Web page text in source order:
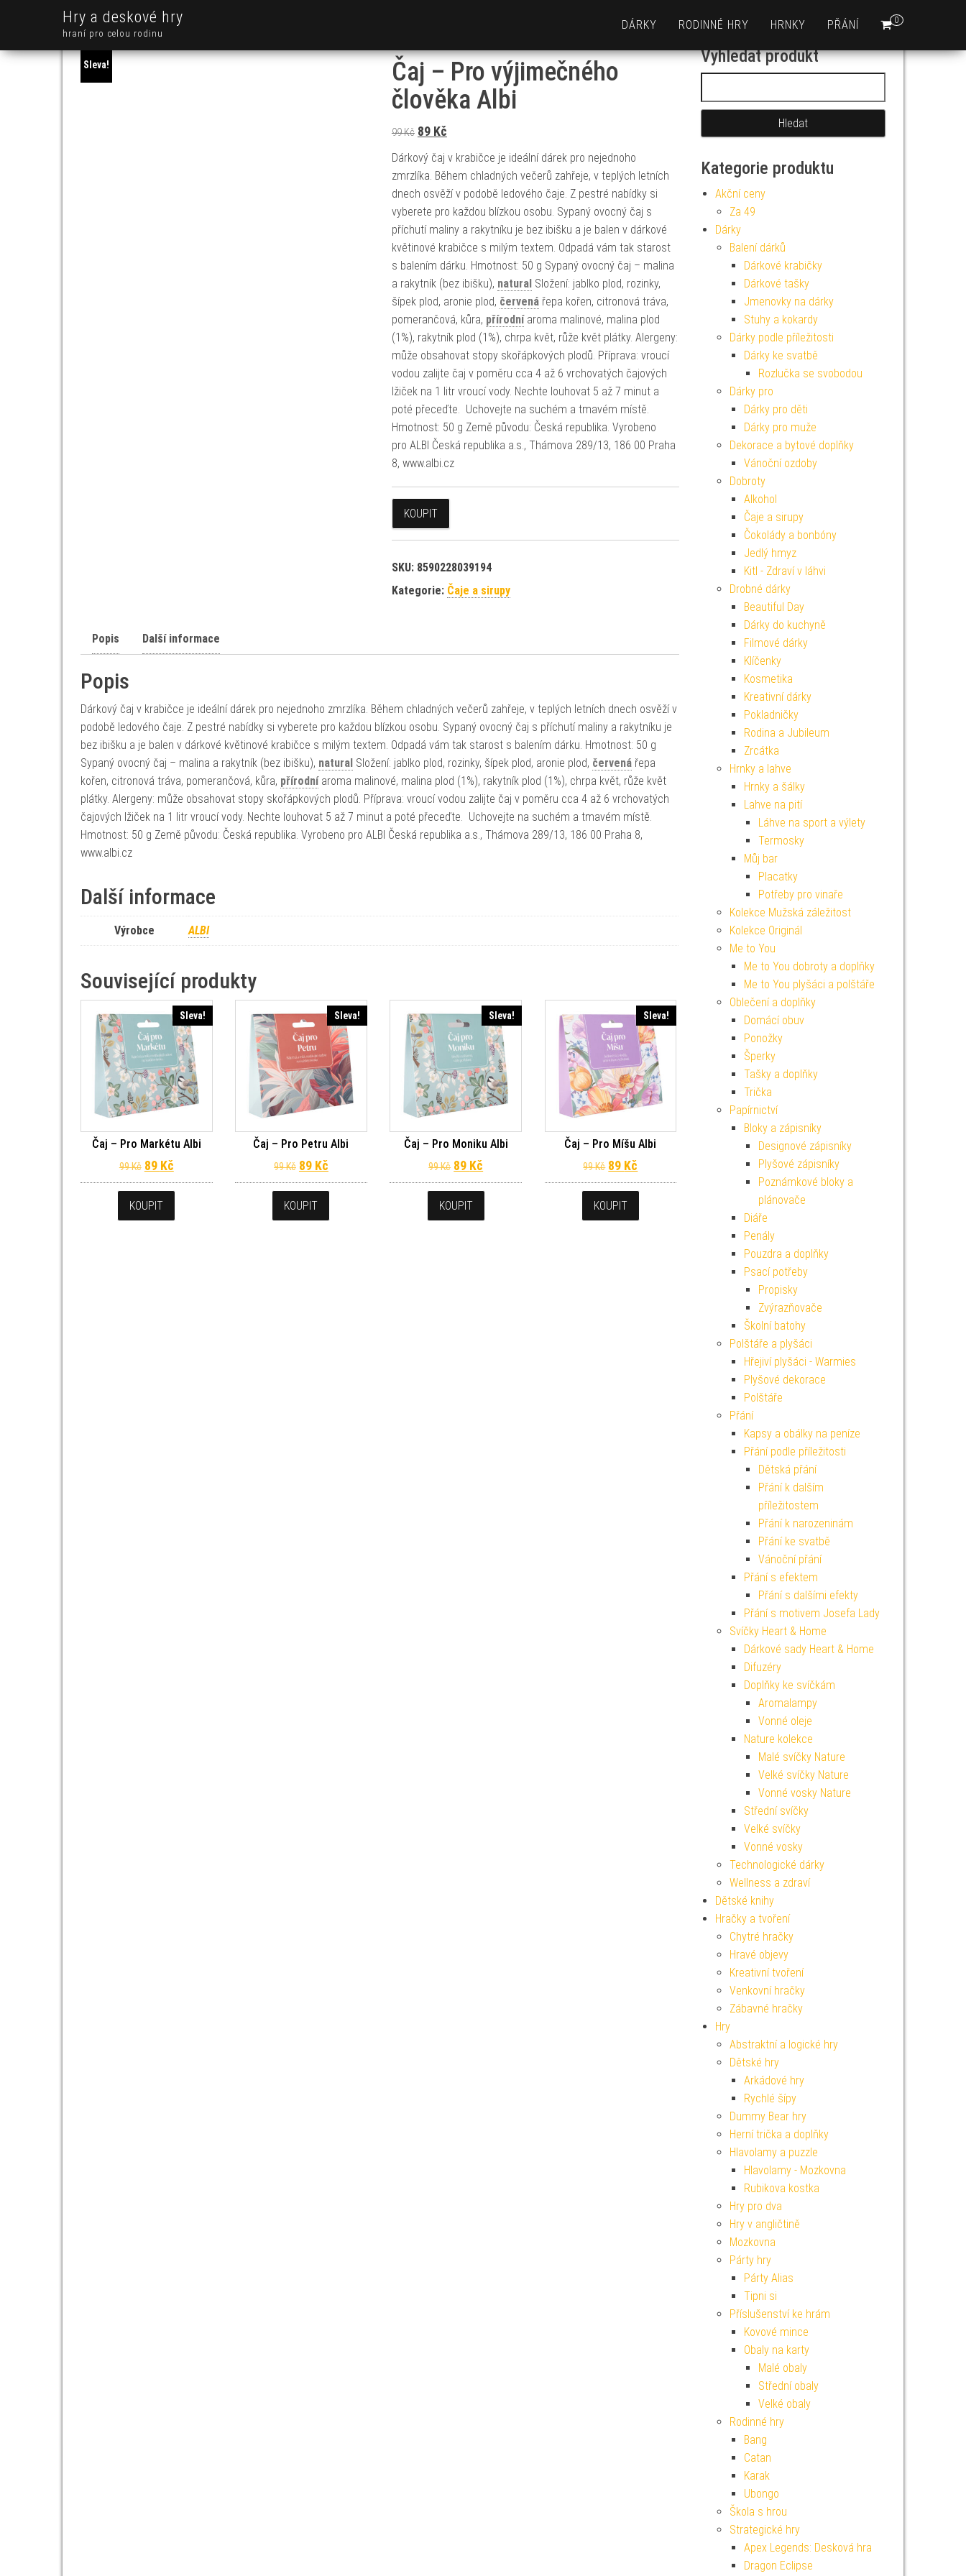
Hry a deskové hry
hraní pro celou rodinu
0
DÁRKY RODINNÉ HRY HRNKY PŘÁNÍ
Sleva!
Čaj – Pro výjimečného
člověka Albi
99Kč Původní cena byla: 99 Kč.
89 KčAktuální cena je: 89 Kč.
Dárkový čaj v krabičce je ideální dárek pro nejednoho
zmrzlíka. Během chladných večerů zahřeje, v teplých letních
dnech osvěží v podobě ledového čaje. Z pestré nabídky si
vyberete pro každou blízkou osobu. Sypaný ovocný čaj s
příchutí maliny a rakytníku je bez ibišku a je balen v dárkové
květinové krabičce s milým textem. Odpadá vám tak starost
s balením dárku. Hmotnost: 50 g Sypaný ovocný čaj – malina
a rakytník (bez ibišku), naturalSložení: jablko plod, rozinky,
šípek plod, aronie plod, červenářepa kořen, citronová tráva,
pomerančová, kůra, přírodníaroma malinové, malina plod
(1%), rakytník plod (1%), chrpa květ, růže květ plátky. Alergeny:
může obsahovat stopy skořápkových plodů. Příprava: vroucí
vodou zalijte čaj v poměru cca 4 až 6 vrchovatých čajových
lžiček na 1 litr vroucí vody. Nechte louhovat 5 až 7 minut a
poté přeceďte. Uchovejte na suchém a tmavém místě.
Hmotnost: 50 g Země původu: Česká republika. Vyrobeno
pro ALBI Česká republika a.s., Thámova 289/13, 186 00 Praha
8, www.albi.cz
KOUPIT
SKU: 8590228039194
Kategorie: Čaje a sirupy
Popis Další informace
Popis
Dárkový čaj v krabičce je ideální dárek pro nejednoho zmrzlíka. Během chladných večerů zahřeje, v teplých letních dnech osvěží v
podobě ledového čaje. Z pestré nabídky si vyberete pro každou blízkou osobu. Sypaný ovocný čaj s příchutí maliny a rakytníku je
bez ibišku a je balen v dárkové květinové krabičce s milým textem. Odpadá vám tak starost s balením dárku. Hmotnost: 50 g
Sypaný ovocný čaj – malina a rakytník (bez ibišku), natural Složení: jablko plod, rozinky, šípek plod, aronie plod, červená řepa
kořen, citronová tráva, pomerančová, kůra, přírodníaroma malinové, malina plod (1%), rakytník plod (1%), chrpa květ, růže květ
plátky. Alergeny: může obsahovat stopy skořápkových plodů. Příprava: vroucí vodou zalijte čaj v poměru cca 4 až 6 vrchovatých
čajových lžiček na 1 litr vroucí vody. Nechte louhovat 5 až 7 minut a poté přeceďte. Uchovejte na suchém a tmavém místě.
Hmotnost: 50 g Země původu: Česká republika. Vyrobeno pro ALBI Česká republika a.s., Thámova 289/13, 186 00 Praha 8,
www.albi.cz
Další informace
Výrobce ALBI
Související produkty
Sleva!
Čaj – Pro Markétu Albi
99Kč Původní cena byla: 99 Kč.
89 KčAktuální cena je: 89 Kč.
KOUPIT
Sleva!
Čaj – Pro Petru Albi
99Kč Původní cena byla: 99 Kč.
89 KčAktuální cena je: 89 Kč.
KOUPIT
Sleva!
Čaj – Pro Moniku Albi
99Kč Původní cena byla: 99 Kč.
89 Kč Aktuální cena je: 89 Kč.
KOUPIT
Sleva!
Čaj – Pro Míšu Albi
99Kč Původní cena byla: 99 Kč.
89 Kč Aktuální cena je: 89 Kč.
KOUPIT
Vyhledat produkt
Kategorie produktu
Akční ceny
Za 49
Dárky
Balení dárků
Dárkové krabičky
Dárkové tašky
Jmenovky na dárky
Stuhy a kokardy
Dárky podle příležitosti
Dárky ke svatbě
Rozlučka se svobodou
Dárky pro
Dárky pro děti
Dárky pro muže
Dekorace a bytové doplňky
Vánoční ozdoby
Dobroty
Alkohol
Čaje a sirupy
Čokolády a bonbóny
Jedlý hmyz
Kitl - Zdraví v láhvi
Drobné dárky
Beautiful Day
Dárky do kuchyně
Filmové dárky
Klíčenky
Kosmetika
Kreativní dárky
Pokladničky
Rodina a Jubileum
Zrcátka
Hrnky a lahve
Hrnky a šálky
Lahve na pití
Láhve na sport a výlety
Termosky
Můj bar
Placatky
Potřeby pro vinaře
Kolekce Mužská záležitost
Kolekce Originál
Me to You
Me to You dobroty a doplňky
Me to You plyšáci a polštáře
Oblečení a doplňky
Domácí obuv
Ponožky
Šperky
Tašky a doplňky
Trička
Papírnictví
Bloky a zápisníky
Designové zápisníky
Plyšové zápisníky
Poznámkové bloky a
plánovače
Diáře
Penály
Pouzdra a doplňky
Psací potřeby
Propisky
Zvýrazňovače
Školní batohy
Polštáře a plyšáci
Hřejiví plyšáci - Warmies
Plyšové dekorace
Polštáře
Přání
Kapsy a obálky na peníze
Přání podle příležitosti
Dětská přání
Přání k dalším
příležitostem
Přání k narozeninám
Přání ke svatbě
Vánoční přání
Přání s efektem
Přání s dalšími efekty
Přání s motivem Josefa Lady
Svíčky Heart & Home
Dárkové sady Heart & Home
Difuzéry
Doplňky ke svíčkám
Aromalampy
Vonné oleje
Nature kolekce
Malé svíčky Nature
Velké svíčky Nature
Vonné vosky Nature
Střední svíčky
Velké svíčky
Vonné vosky
Technologické dárky
Wellness a zdraví
Dětské knihy
Hračky a tvoření
Chytré hračky
Hravé objevy
Kreativní tvoření
Venkovní hračky
Zábavné hračky
Hry
Abstraktní a logické hry
Dětské hry
Arkádové hry
Rychlé šípy
Dummy Bear hry
Herní trička a doplňky
Hlavolamy a puzzle
Hlavolamy - Mozkovna
Rubikova kostka
Hry pro dva
Hry v angličtině
Mozkovna
Párty hry
Párty Alias
Tipni si
Příslušenství ke hrám
Kovové mince
Obaly na karty
Malé obaly
Střední obaly
Velké obaly
Rodinné hry
Bang
Catan
Karak
Ubongo
Škola s hrou
Strategické hry
Apex Legends: Desková hra
Dragon Eclipse